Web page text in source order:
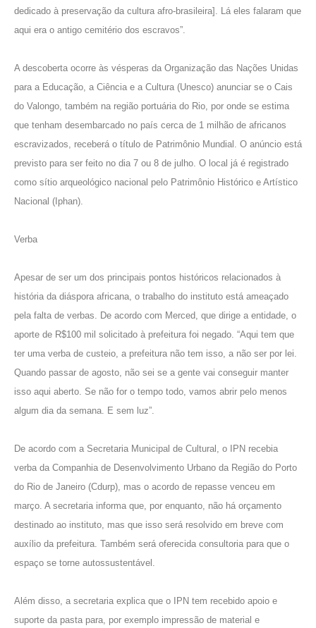
dedicado à preservação da cultura afro-brasileira]. Lá eles falaram que
aqui era o antigo cemitério dos escravos”.
A descoberta ocorre às vésperas da Organização das Nações Unidas
para a Educação, a Ciência e a Cultura (Unesco) anunciar se o Cais
do Valongo, também na região portuária do Rio, por onde se estima
que tenham desembarcado no país cerca de 1 milhão de africanos
escravizados, receberá o título de Patrimônio Mundial. O anúncio está
previsto para ser feito no dia 7 ou 8 de julho. O local já é registrado
como sítio arqueológico nacional pelo Patrimônio Histórico e Artístico
Nacional (Iphan).
Verba
Apesar de ser um dos principais pontos históricos relacionados à
história da diáspora africana, o trabalho do instituto está ameaçado
pela falta de verbas. De acordo com Merced, que dirige a entidade, o
aporte de R$100 mil solicitado à prefeitura foi negado. “Aqui tem que
ter uma verba de custeio, a prefeitura não tem isso, a não ser por lei.
Quando passar de agosto, não sei se a gente vai conseguir manter
isso aqui aberto. Se não for o tempo todo, vamos abrir pelo menos
algum dia da semana. E sem luz”.
De acordo com a Secretaria Municipal de Cultural, o IPN recebia
verba da Companhia de Desenvolvimento Urbano da Região do Porto
do Rio de Janeiro (Cdurp), mas o acordo de repasse venceu em
março. A secretaria informa que, por enquanto, não há orçamento
destinado ao instituto, mas que isso será resolvido em breve com
auxílio da prefeitura. Também será oferecida consultoria para que o
espaço se torne autossustentável.
Além disso, a secretaria explica que o IPN tem recebido apoio e
suporte da pasta para, por exemplo impressão de material e